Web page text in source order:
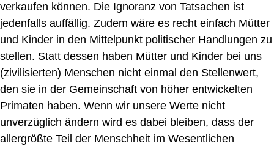
verkaufen können. Die Ignoranz von Tatsachen ist
jedenfalls auffällig. Zudem wäre es recht einfach Mütter
und Kinder in den Mittelpunkt politischer Handlungen zu
stellen. Statt dessen haben Mütter und Kinder bei uns
(zivilisierten) Menschen nicht einmal den Stellenwert,
den sie in der Gemeinschaft von höher entwickelten
Primaten haben. Wenn wir unsere Werte nicht
unverzüglich ändern wird es dabei bleiben, dass der
allergrößte Teil der Menschheit im Wesentlichen